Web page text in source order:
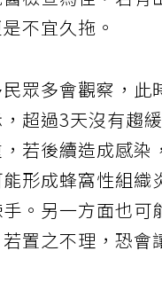
不宜久拖。
眾多會觀察，此
超過3天沒有趨
若後續造成感染
形成蜂窩性組織
。另一方面也可
置之不理，恐會